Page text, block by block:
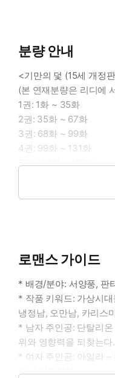
분량 안내
<기만의 덫 (15세 개정
(본 연재분량은 리디에
1권: 1화 ~ 35화
2권: 35화 ~ 67화
3권: 68화 ~ 99화
4권: 99화 ~ 131화
5권: 131화 ~ 163화
로맨스 가이드
* 배경/분야: 서양풍, 판
* 작품 키워드: 가상시
냉정남, 오만남, 카리스
* 남자 주인공: 단탈리
위와 영향력을 되찾는
* 여자 주인공: 아일라
다시 마주친다.